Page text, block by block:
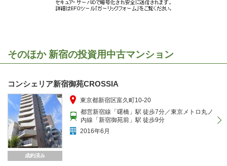
そのほか 新宿の投資用中古マンション
コンシェリア新宿御苑CROSSIA
成約済み
東京都新宿区富久町10-20
都営新宿線「曙橋」駅 徒歩7分／東京メトロ丸ノ
内線「新宿御苑前」駅 徒歩9分
2016年6月